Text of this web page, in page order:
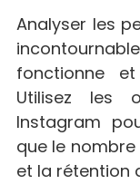
Analyser les
fonctionne
Utilisez les
Instagram
que le nombre
et la rétention